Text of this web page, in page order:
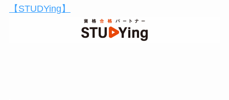
【STUDYing】